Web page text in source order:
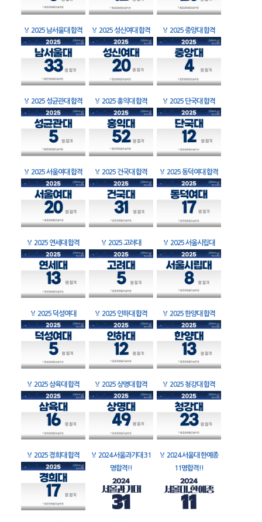
🏅 2025 남서울대 합격 🏅 2025 성신여대 합격 🏅 2025 중앙대 합격
🏅 2025 성균관대 합격 🏅 2025 홍익대 합격 🏅 2025 단국대 합격
🏅 2025 서울여대 합격 🏅 2025 건국대 합격 🏅 2025 동덕여대 합격
🏅 2025 연세대 합격 🏅 2025 고려대 🏅 2025 서울시립대
🏅 2025 덕성여대 🏅 2025 인하대 합격 🏅 2025 한양대 합격
🏅 2025 삼육대 합격 🏅 2025 상명대 합격 🏅 2025 청강대 합격
🏅 2025 경희대 합격 🏅 2024 서울과기대 31
명합격!!
🏅 2024 서울대 한예종
11명합격!!